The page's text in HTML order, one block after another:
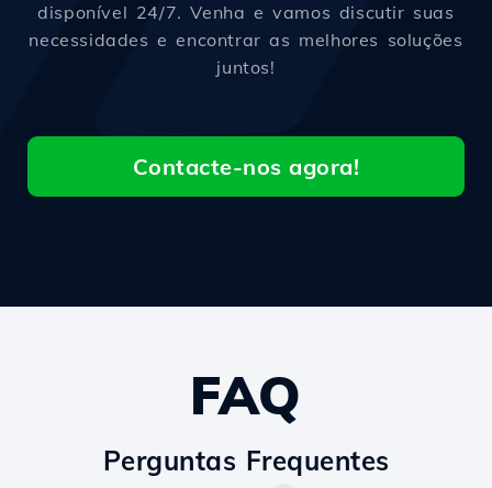
disponível 24/7. Venha e vamos discutir suas
necessidades e encontrar as melhores soluções
juntos!
Contacte-nos agora!
FAQ
Perguntas Frequentes